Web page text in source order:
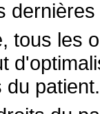
tous les
du patient.